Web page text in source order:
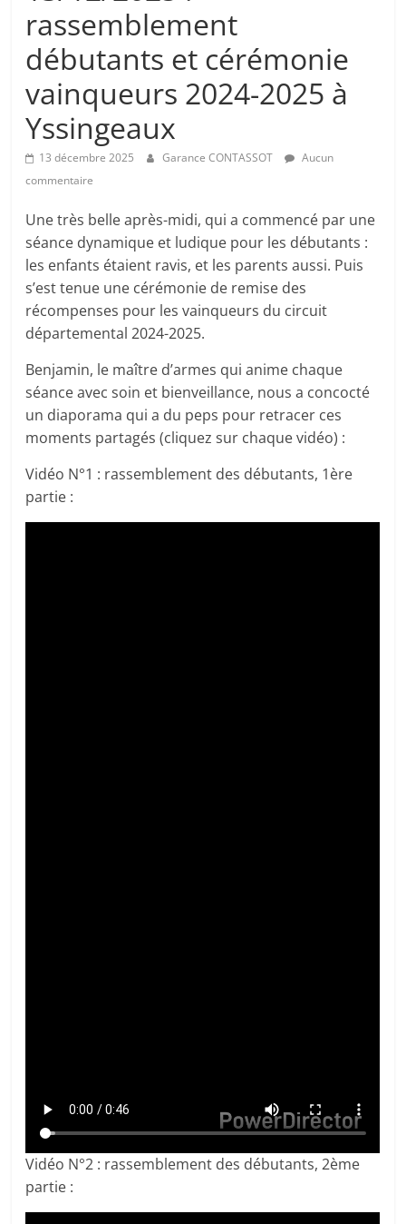
rassemblement
débutants et cérémonie
vainqueurs 2024-2025 à
Yssingeaux
13 décembre 2025 Garance CONTASSOT
Aucun
commentaire
Une très belle après-midi, qui a commencé par une
séance dynamique et ludique pour les débutants :
les enfants étaient ravis, et les parents aussi. Puis
s’est tenue une cérémonie de remise des
récompenses pour les vainqueurs du circuit
départemental 2024-2025.
Benjamin, le maître d’armes qui anime chaque
séance avec soin et bienveillance, nous a concocté
un diaporama qui a du peps pour retracer ces
moments partagés (cliquez sur chaque vidéo) :
Vidéo N°1 : rassemblement des débutants, 1ère
partie :
Vidéo N°2 : rassemblement des débutants, 2ème
partie :